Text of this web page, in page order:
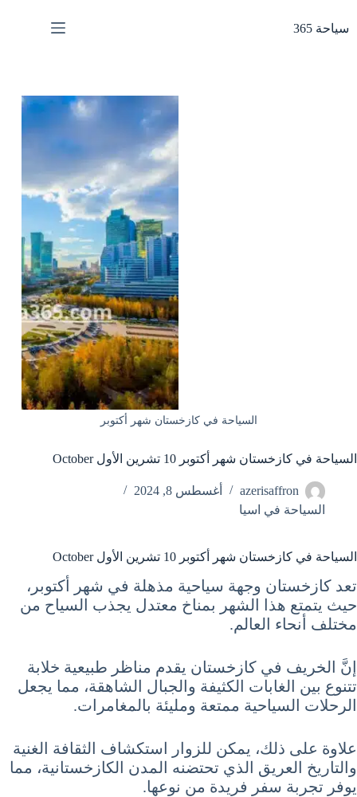
المحتوى
سياحة 365
السياحة في كازخستان شهر أكتوبر
السياحة في كازخستان شهر أكتوبر 10 تشرين الأول October
azerisaffron
أغسطس 8, 2024
السياحة في اسيا
السياحة في كازخستان شهر أكتوبر 10 تشرين الأول October
تعد كازخستان وجهة سياحية مذهلة في شهر أكتوبر،
حيث يتمتع هذا الشهر بمناخ معتدل يجذب السياح من
مختلف أنحاء العالم.
إنَّ الخريف في كازخستان يقدم مناظر طبيعية خلابة
تتنوع بين الغابات الكثيفة والجبال الشاهقة، مما يجعل
الرحلات السياحية ممتعة ومليئة بالمغامرات.
علاوة على ذلك، يمكن للزوار استكشاف الثقافة الغنية
والتاريخ العريق الذي تحتضنه المدن الكازخستانية، مما
يوفر تجربة سفر فريدة من نوعها.